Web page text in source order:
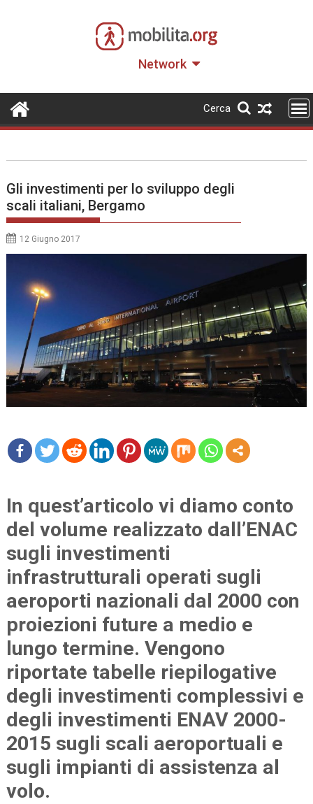
Network
Cerca
Gli investimenti per lo sviluppo degli
scali italiani, Bergamo
12 Giugno 2017
In quest’articolo vi diamo conto
del volume realizzato dall’ENAC
sugli investimenti
infrastrutturali operati sugli
aeroporti nazionali dal 2000 con
proiezioni future a medio e
lungo termine. Vengono
riportate tabelle riepilogative
degli investimenti complessivi e
degli investimenti ENAV 2000-
2015 sugli scali aeroportuali e
sugli impianti di assistenza al
volo.